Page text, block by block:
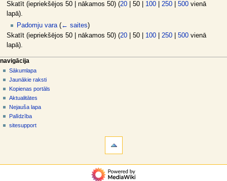
Skatīt (iepriekšējos 50| nākamos 50) (20| 50| 100| 250| 500vienā
lapā).
Padomju vara (← saites)
Skatīt (iepriekšējos 50| nākamos 50) (20| 50| 100| 250| 500vienā
lapā).
N
a
v
g
ā
c
a
lapas darbības
raksts
diskusija
skatīt
aplūkot
kodu
vēsture
dalībnieka rīki
pieslēgties
navigācija
Sākumlapa
Jaunākie raksti
Kopienas portāls
Aktualitātes
Nejauša lapa
Palīdzība
sitesupport
navigācija